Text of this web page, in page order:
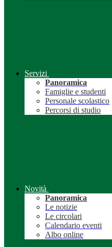
Servizi
Panoramica
Famiglie e studenti
Personale scolastico
Percorsi di studio
Novità
Panoramica
Le notizie
Le circolari
Calendario eventi
Albo online